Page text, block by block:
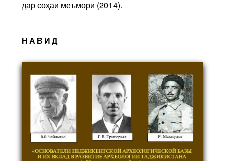
дар соҳаи меъморӣ (2014).
НАВИД